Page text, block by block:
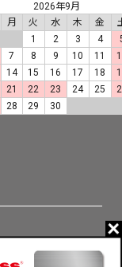
2026年9月
月 火 水 木 金
1
2 3 4
7 8 9 10 11
14 15 16 17 18
21 22 23 24 25
28 29 30